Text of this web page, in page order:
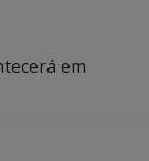
em